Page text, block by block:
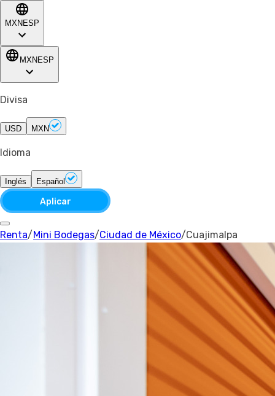
MXN ESP
MXN ESP
Divisa
USD MXN
Idioma
Inglés Español
Aplicar
Renta/ Mini Bodegas/Ciudad de México/Cuajimalpa